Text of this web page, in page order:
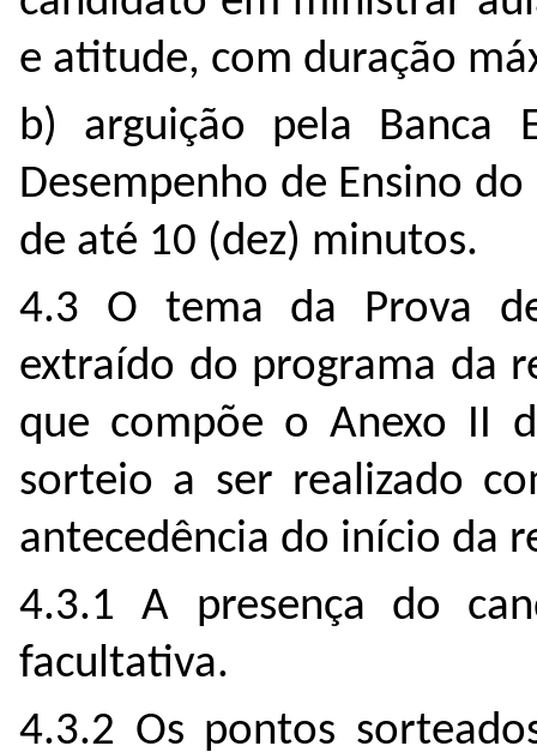
e atitude, com duração
b) arguição pela Banca
Desempenho de Ensino
de até 10 (dez) minutos.
4.3 O tema da Prova
extraído do programa da
que compõe o Anexo II
sorteio a ser realizado
antecedência do início da
4.3.1 A presença do
facultativa.
4.3.2 Os pontos